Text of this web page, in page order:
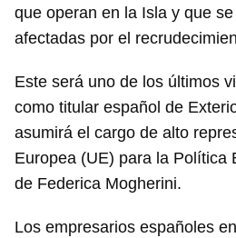
que operan en la Isla y que
afectadas por el
Este será uno de los últimos
como titular español de
asumirá el cargo de alto
Europea (UE) para la Política
de Federica Mogherini.
Los empresarios españoles